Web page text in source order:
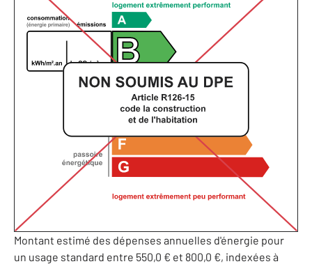
Montant estimé des dépenses annuelles d'énergie pour
un usage standard entre 550,0 € et 800,0 €, indexées à